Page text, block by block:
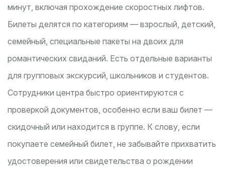
минут, включая прохождение скоростных лифтов.
Билеты делятся по категориям — взрослый, детский,
семейный, специальные пакеты на двоих для
романтических свиданий. Есть отдельные варианты
для групповых экскурсий, школьников и студентов.
Сотрудники центра быстро ориентируются с
проверкой документов, особенно если ваш билет —
скидочный или находится в группе. К слову, если
покупаете семейный билет, не забывайте прихватить
удостоверения или свидетельства о рождении